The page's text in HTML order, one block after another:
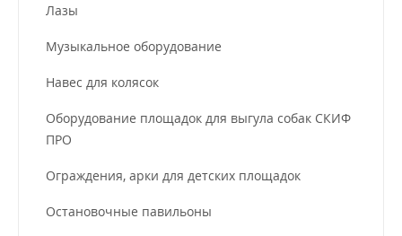
Лазы
Музыкальное оборудование
Навес для колясок
Оборудование площадок для выгула собак СКИФ
ПРО
Ограждения, арки для детских площадок
Остановочные павильоны